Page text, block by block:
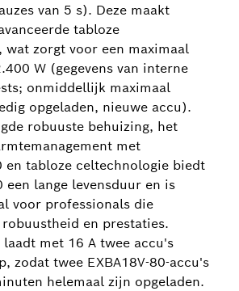
van 5 s). Deze maakt
tabloze
wat zorgt voor een maximaal
W (gegevens van interne
onmiddellijk maximaal
opgeladen, nieuwe accu).
robuuste behuizing, het
met
en tabloze celtechnologie biedt
een lange levensduur en is
voor professionals die
en prestaties.
laadt met 16 A twee accu's
zodat twee EXBA18V-80-accu's
helemaal zijn opgeladen.